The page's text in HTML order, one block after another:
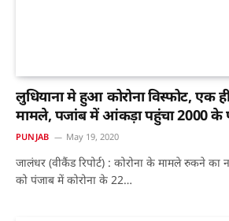
लुधियाना मे हुआ कोरोना विस्फोट, एक
मामले, पजांब में आंकड़ा पहुंचा 2000 के
PUNJAB May 19, 2020
जालंधर (वीकैंड रिपोर्ट) : कोरोना के मामले रुकने का
को पंजाब में कोरोना के 22…